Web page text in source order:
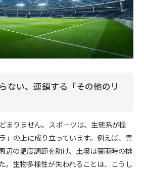
ない、連鎖する「その他のリ
まりません。スポーツは、生態系が提
」の上に成り立っています。例えば、豊
辺の温度調節を助け、土壌は豪雨時の排
。生物多様性が失われることは、こうし